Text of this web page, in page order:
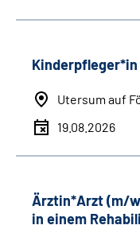
Kinderpfleger*in
Utersum auf
19.08.2026
Ärztin*Arzt (m/
in einem